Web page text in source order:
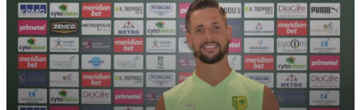
να λύσει το συμβόλαιό του, ώστε να μετακομίσει
ελεύθερα σε οποιαδήποτε νέα ομάδα το τρέχον
καλοκαίρι.